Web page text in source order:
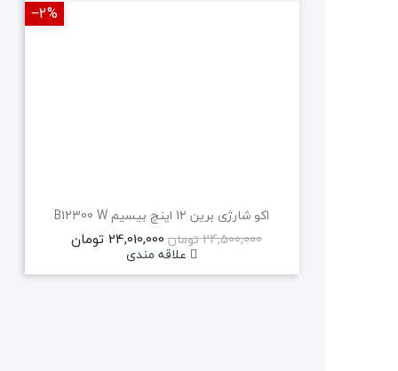
اکو شارژی برین 12 اینچ بیسیم B12300 W
24,500,000 تومان
24,010,000 تومان
علاقه مندی
‎−2%